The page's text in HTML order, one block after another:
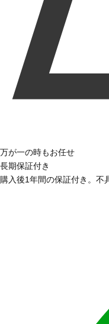
万が一の時もお任せ
長期保証付き
購入後1年間の保証付き。不